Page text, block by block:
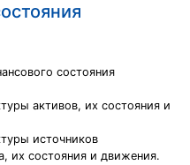
состояния
активов, их состояния и
источников
их состояния и движения.